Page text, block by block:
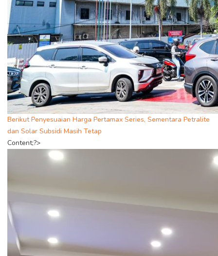
Berikut Penyesuaian Harga Pertamax Series, Sementara Petralite
dan Solar Subsidi Masih Tetap
Content;?>